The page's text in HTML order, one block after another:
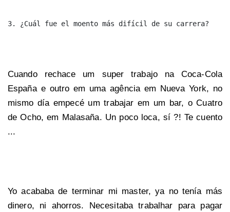
Cuando rechace um super trabajo na Coca-Cola
España e outro em uma agência em Nueva York, no
mismo día empecé um trabajar em um bar, o Cuatro
de Ocho, em Malasaña. Un poco loca, sí ?! Te cuento
...
Yo acababa de terminar mi master, ya no tenía más
dinero, ni ahorros. Necesitaba trabalhar para pagar